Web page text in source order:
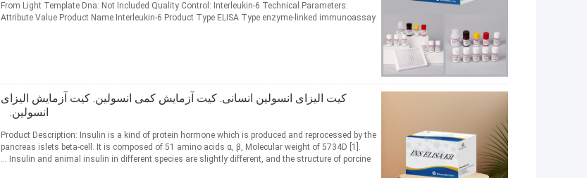
From Light Template Dna: Not Included Quality Control: Interleukin-6 Technical Parameters:
Attribute Value Product Name Interleukin-6 Product Type ELISA Type enzyme-linked immunoassay
کیت الیزای انسولین انسانی. کیت آزمایش کمی انسولین. کیت آزمایش الیزای
انسولین.
Product Description: Insulin is a kind of protein hormone which is produced and reprocessed by the
pancreas islets beta-cell. It is composed of 51 amino acids α, β, Molecular weight of 5734D [1].
Insulin and animal insulin in different species are slightly different, and the structure of porcine ...